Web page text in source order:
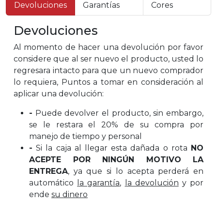
Devoluciones Garantías Cores
Devoluciones
Al momento de hacer una devolución por favor
considere que al ser nuevo el producto, usted lo
regresara intacto para que un nuevo comprador
lo requiera, Puntos a tomar en consideración al
aplicar una devolución:
- Puede devolver el producto, sin embargo,
se le restara el 20% de su compra por
manejo de tiempo y personal
- Si la caja al llegar esta dañada o rota NO
ACEPTE POR NINGÚN MOTIVO LA
ENTREGA, ya que si lo acepta perderá en
automático
la garantía, la devolución y por
ende su dinero